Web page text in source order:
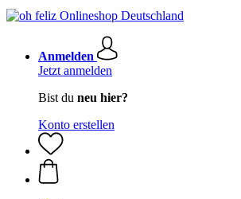
Anmelden
Jetzt anmelden
Bist du neu hier?
Konto erstellen